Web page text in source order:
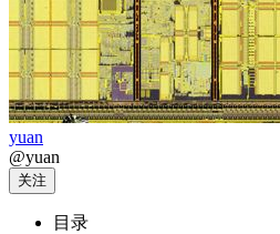
yuan
@yuan
关注
目录